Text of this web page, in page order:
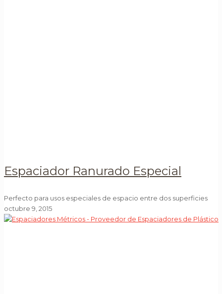
Espaciador Ranurado Especial
Perfecto para usos especiales de espacio entre dos superficies
octubre 9, 2015